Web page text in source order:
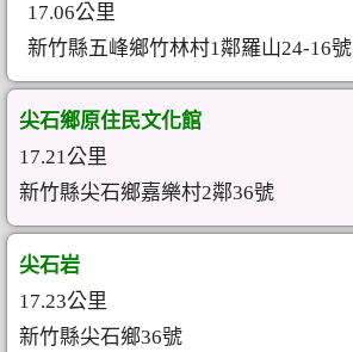
17.06公里
新竹縣五峰鄉竹林村1鄰羅山24-16號
尖石鄉原住民文化館
17.21公里
新竹縣尖石鄉嘉樂村2鄰36號
尖石岩
17.23公里
新竹縣尖石鄉36號